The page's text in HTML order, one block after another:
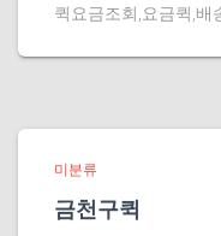
퀵요금조회,요금퀵,배
미분류
금천구퀵